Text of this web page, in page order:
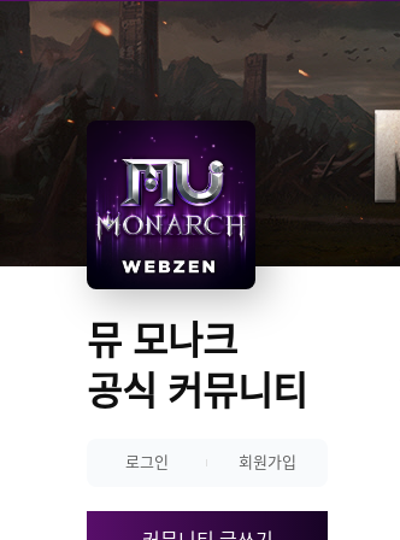
뮤 모나크
공식 커뮤니티
로그인 회원가입